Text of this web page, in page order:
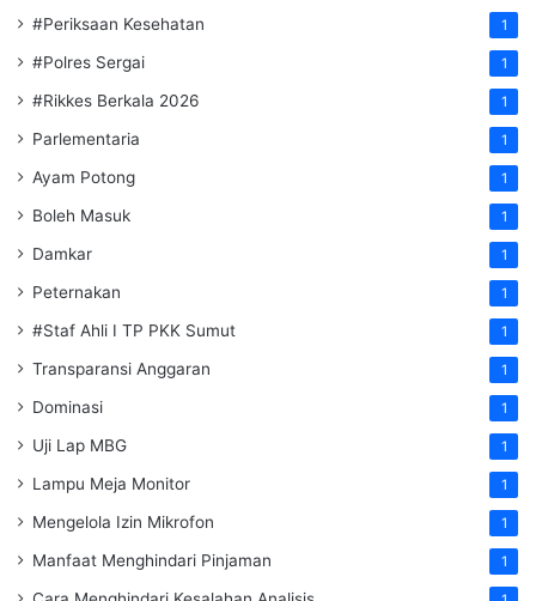
#Periksaan Kesehatan 1
#Polres Sergai 1
#Rikkes Berkala 2026 1
Parlementaria 1
Ayam Potong 1
Boleh Masuk 1
Damkar 1
Peternakan 1
#Staf Ahli I TP PKK Sumut 1
Transparansi Anggaran 1
Dominasi 1
Uji Lap MBG 1
Lampu Meja Monitor 1
Mengelola Izin Mikrofon 1
Manfaat Menghindari Pinjaman 1